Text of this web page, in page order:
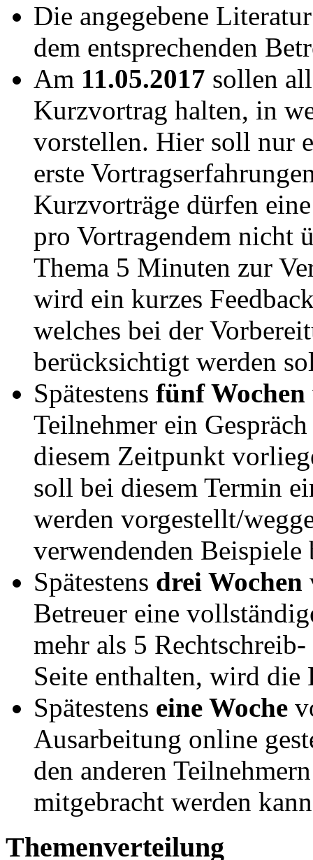
Die angegebene
dem entsprechenden
Am 11.05.2017 sollen
Kurzvortrag halten, in
vorstellen. Hier soll nur
erste
Kurzvorträge dürfen
pro Vortragendem nicht
Thema 5 Minuten zur
wird ein kurzes
welches bei der
berücksichtigt werden
Spätestens fünf Wochen
Teilnehmer ein
diesem Zeitpunkt
soll bei diesem Termin
werden vorgestellt/
verwendenden Beispiele
Spätestens drei Wochen
Betreuer eine
mehr als 5
Seite enthalten, wird die
Spätestens eine Woche
Ausarbeitung online
den anderen
mitgebracht werden
Themenverteilung